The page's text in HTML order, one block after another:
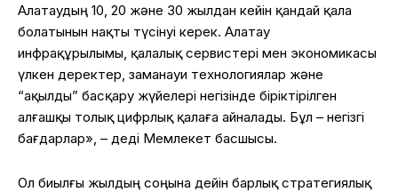
Алатаудың 10, 20 және 30 жылдан кейін қандай қала
болатынын нақты түсінуі керек. Алатау
инфрақұрылымы, қалалық сервистері мен экономикасы
үлкен деректер, заманауи технологиялар және
“ақылды” басқару жүйелері негізінде біріктірілген
алғашқы толық цифрлық қалаға айналады. Бұл – негізгі
бағдарлар», – деді Мемлекет басшысы.
Ол биылғы жылдың соңына дейін барлық стратегиялық